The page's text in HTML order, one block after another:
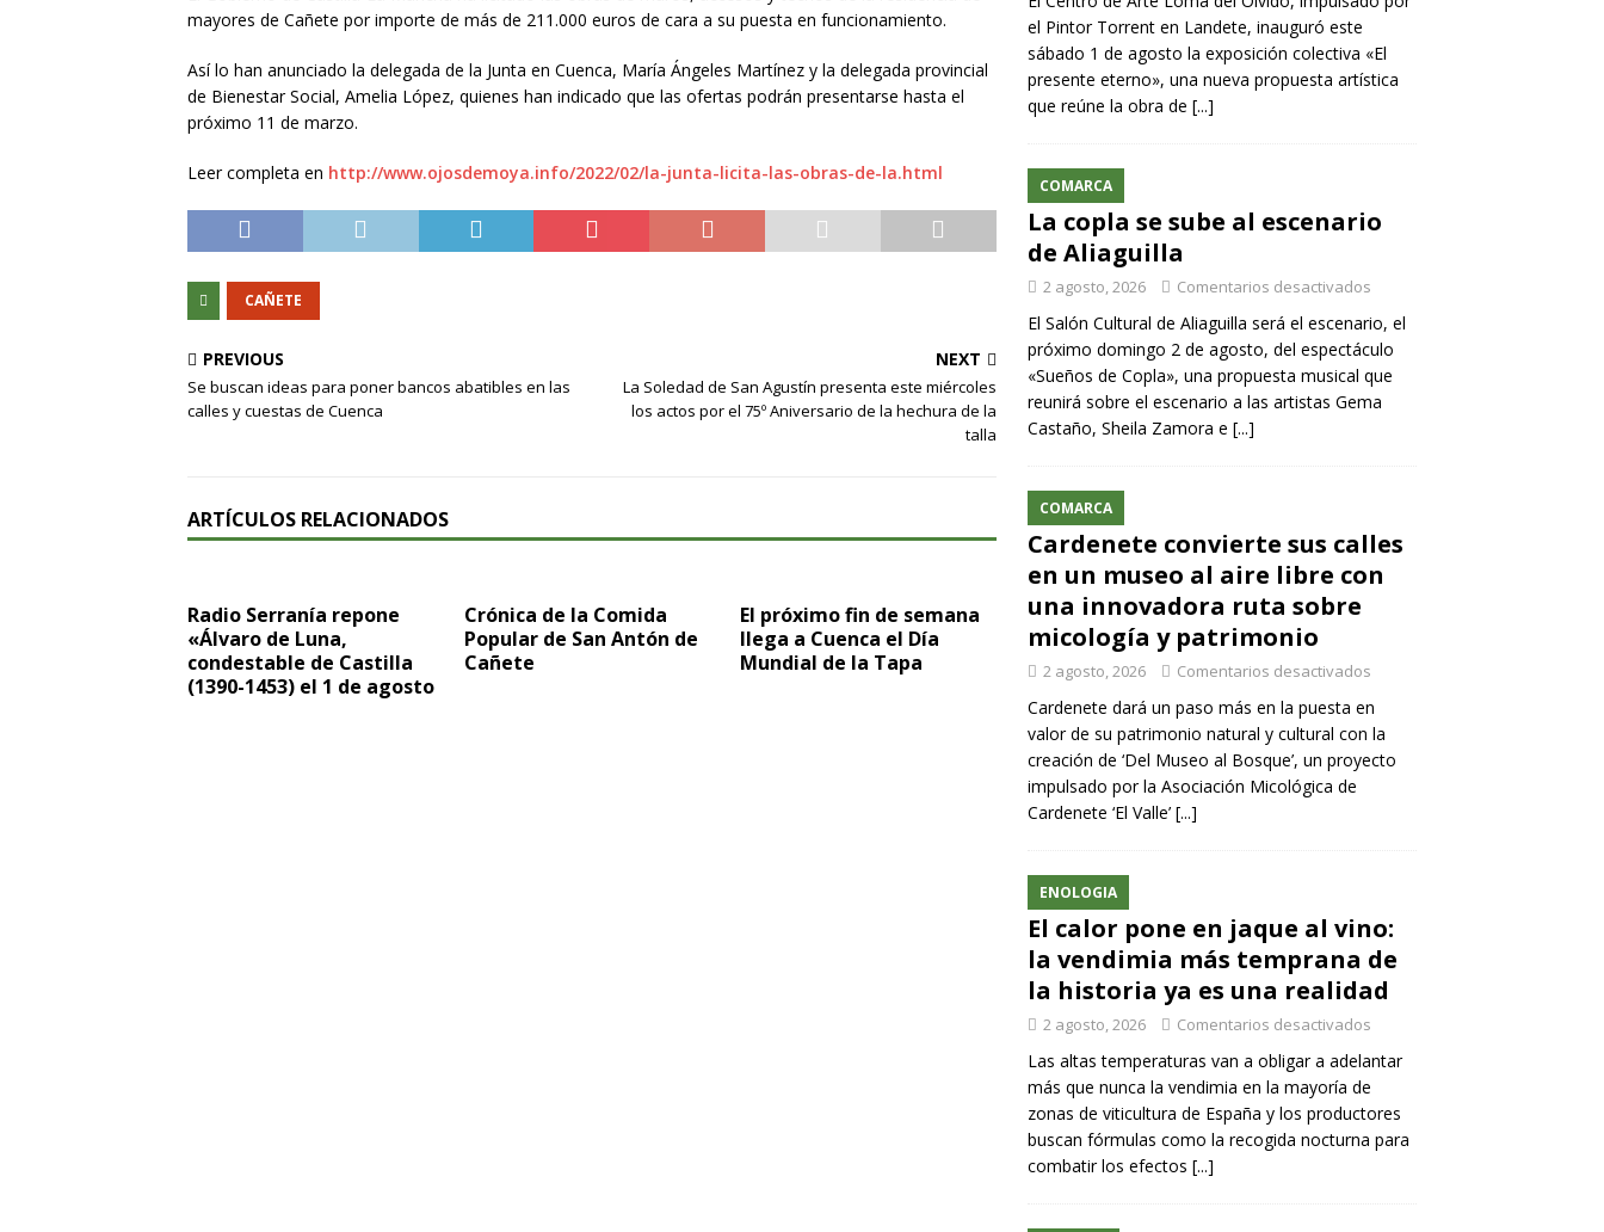
mayores de Cañete por importe de más de 211.000 euros de cara a su puesta en funcionamiento.
Así lo han anunciado la delegada de la Junta en Cuenca, María Ángeles Martínez y la delegada provincial
de Bienestar Social, Amelia López, quienes han indicado que las ofertas podrán presentarse hasta el
próximo 11 de marzo.
Leer completa en http://www.ojosdemoya.info/2022/02/la-junta-licita-las-obras-de-la.html
CAÑETE
PREVIOUS
Se buscan ideas para poner bancos abatibles en las
calles y cuestas de Cuenca
NEXT
La Soledad de San Agustín presenta este miércoles
los actos por el 75º Aniversario de la hechura de la
talla
ARTÍCULOS RELACIONADOS
Radio Serranía repone
«Álvaro de Luna,
condestable de Castilla
(1390-1453) el 1 de agosto
Crónica de la Comida
Popular de San Antón de
Cañete
El próximo fin de semana
llega a Cuenca el Día
Mundial de la Tapa
el Pintor Torrent en Landete, inauguró este
sábado 1 de agosto la exposición colectiva «El
presente eterno», una nueva propuesta artística
que reúne la obra de [...]
COMARCA
La copla se sube al escenario
de Aliaguilla
2 agosto, 2026 Comentarios desactivados
El Salón Cultural de Aliaguilla será el escenario, el
próximo domingo 2 de agosto, del espectáculo
«Sueños de Copla», una propuesta musical que
reunirá sobre el escenario a las artistas Gema
Castaño, Sheila Zamora e [...]
COMARCA
Cardenete convierte sus calles
en un museo al aire libre con
una innovadora ruta sobre
micología y patrimonio
2 agosto, 2026 Comentarios desactivados
Cardenete dará un paso más en la puesta en
valor de su patrimonio natural y cultural con la
creación de ‘Del Museo al Bosque’, un proyecto
impulsado por la Asociación Micológica de
Cardenete ‘El Valle’ [...]
ENOLOGIA
El calor pone en jaque al vino:
la vendimia más temprana de
la historia ya es una realidad
2 agosto, 2026 Comentarios desactivados
Las altas temperaturas van a obligar a adelantar
más que nunca la vendimia en la mayoría de
zonas de viticultura de España y los productores
buscan fórmulas como la recogida nocturna para
combatir los efectos [...]